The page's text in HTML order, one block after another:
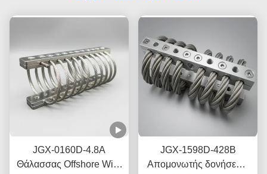
JGX-0160D-4.8A
Θάλασσας Offshore Wire
JGX-1598D-428B
Απομονωτής δονήσεων